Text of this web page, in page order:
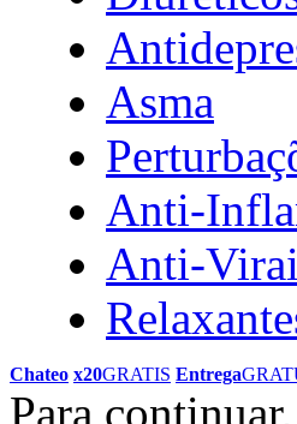
Asma
Anti-
Anti-
Chateo x20GRATIS Entrega
Para